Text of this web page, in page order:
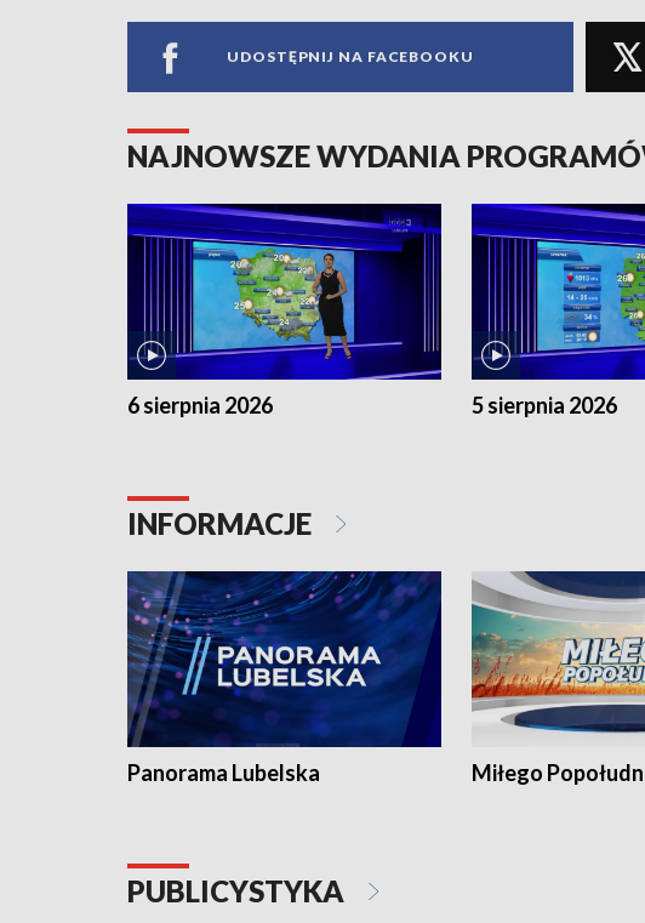
UDOSTĘPNIJ NA FACEBOOKU
NAJNOWSZE WYDANIA
6 sierpnia 2026 5 sierpnia 2026
INFORMACJE
Panorama Lubelska Miłego
PUBLICYSTYKA